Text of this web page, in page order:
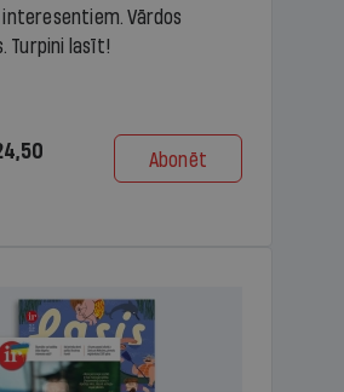
Vārdos
Turpini lasīt!
Abonēt